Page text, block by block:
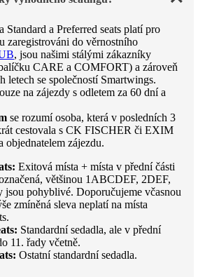
Standard a Preferred seats platí pro
zaregistrováni do věrnostního
, jsou našimi stálými zákazníky
CARE a COMFORT) a zároveň
letech se společností Smartwings.
na zájezdy s odletem za 60 dní a
se rozumí osoba, která v posledních 3
cestovala s CK FISCHER či EXIM
objednatelem zájezdu.
Exitová místa + místa v přední části
většinou 1ABCDEF, 2DEF,
jsou pohyblivé. Doporučujeme včasnou
zmíněná sleva neplatí na místa
Standardní sedadla, ale v přední
11. řady včetně.
Ostatní standardní sedadla.